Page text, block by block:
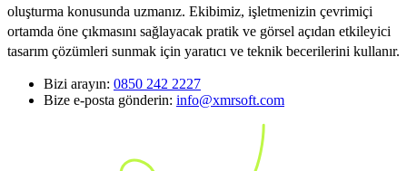
oluşturma konusunda uzmanız. Ekibimiz, işletmenizin çevrimiçi
ortamda öne çıkmasını sağlayacak pratik ve görsel açıdan etkileyici
tasarım çözümleri sunmak için yaratıcı ve teknik becerilerini kullanır.
Bizi arayın: 0850 242 2227
Bize e-posta gönderin: info@xmrsoft.com